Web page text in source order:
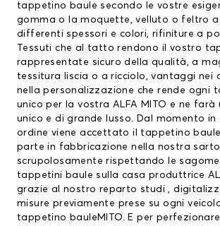
tappetino baule secondo le vostre
gomma o la moquette, velluto o feltro
differenti spessori e colori, rifiniture a
Tessuti che al tatto rendono il vostro
rappresentate sicuro della qualità, a
tessitura liscia o a ricciolo, vantaggi nei
nella personalizzazione che rende ogni
unico per la vostra ALFA MITO e ne farà
unico e di grande lusso. Dal momento in
ordine viene accettato il tappetino baule
parte in fabbricazione nella nostra
scrupolosamente rispettando le
tappetini baule sulla casa produttrice
grazie al nostro reparto studi ,
misure previamente prese su ogni
tappetino bauleMITO. E per